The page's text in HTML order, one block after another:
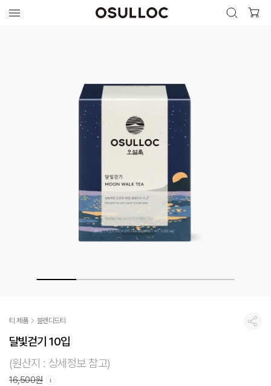
검색 열기
공유
티 제품 블렌디드티
달빛걷기 10입
(원산지 : 상세정보 참고)
16,500원